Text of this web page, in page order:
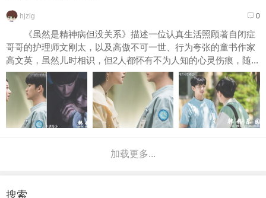
0
hjzlg
《虽然是精神病但没关系》描述一位认真生活照顾著自闭症
哥哥的护理师文刚太，以及高傲不可一世、行为夸张的童书作家
高文英，虽然儿时相识，但2人都怀有不为人知的心灵伤痕，随...
加载更多...
搜索